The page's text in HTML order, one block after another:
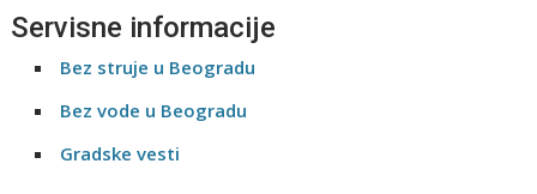
Servisne informacije
Bez struje u Beogradu
Bez vode u Beogradu
Gradske vesti